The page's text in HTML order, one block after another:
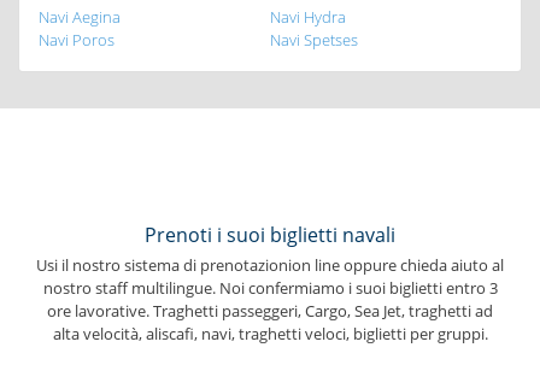
Navi Aegina
Navi Hydra
Navi Poros
Navi Spetses
Prenoti i suoi biglietti navali
Usi il nostro sistema di prenotazionion line oppure chieda aiuto al
nostro staff multilingue. Noi confermiamo i suoi biglietti entro 3
ore lavorative. Traghetti passeggeri, Cargo, Sea Jet, traghetti ad
alta velocità, aliscafi, navi, traghetti veloci, biglietti per gruppi.